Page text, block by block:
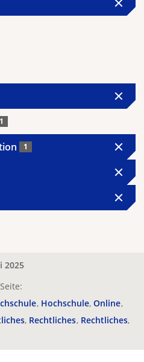
1
1
2025
Hochschule Online
Rechtliches Rechtliches